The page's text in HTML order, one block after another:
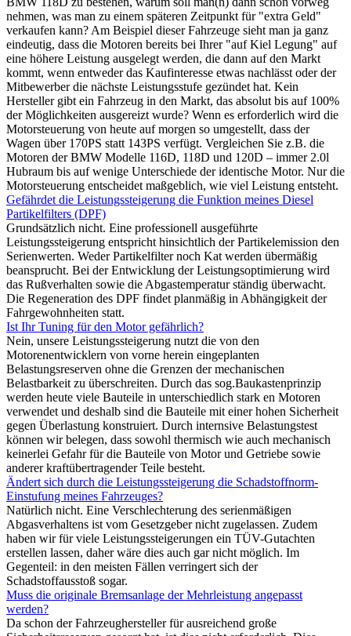
nehmen, was man zu einem späteren Zeitpunkt für "extra Geld"
verkaufen kann? Am Beispiel dieser Fahrzeuge sieht man ja ganz
eindeutig, dass die Motoren bereits bei Ihrer "auf Kiel Legung" auf
eine höhere Leistung ausgelegt werden, die dann auf den Markt
kommt, wenn entweder das Kaufinteresse etwas nachlässt oder der
Mitbewerber die nächste Leistungsstufe gezündet hat. Kein
Hersteller gibt ein Fahrzeug in den Markt, das absolut bis auf 100%
der Möglichkeiten ausgereizt wurde? Wenn es erforderlich wird die
Motorsteuerung von heute auf morgen so umgestellt, dass der
Wagen über 170PS statt 143PS verfügt. Vergleichen Sie z.B. die
Motoren der BMW Modelle 116D, 118D und 120D – immer 2.0l
Hubraum bis auf wenige Unterschiede der identische Motor. Nur die
Motorsteuerung entscheidet maßgeblich, wie viel Leistung entsteht.
Gefährdet die Leistungssteigerung die Funktion meines Diesel
Partikelfilters (DPF)
Grundsätzlich nicht. Eine professionell ausgeführte
Leistungssteigerung entspricht hinsichtlich der Partikelemission den
Serienwerten. Weder Partikelfilter noch Kat werden übermäßig
beansprucht. Bei der Entwicklung der Leistungsoptimierung wird
das Rußverhalten sowie die Abgastemperatur ständig überwacht.
Die Regeneration des DPF findet planmäßig in Abhängigkeit der
Fahrgewohnheiten statt.
Ist Ihr Tuning für den Motor gefährlich?
Nein, unsere Leistungssteigerung nutzt die von den
Motorenentwicklern von vorne herein eingeplanten
Belastungsreserven ohne die Grenzen der mechanischen
Belastbarkeit zu überschreiten. Durch das sog.Baukastenprinzip
werden heute viele Bauteile in unterschiedlich stark en Motoren
verwendet und deshalb sind die Bauteile mit einer hohen Sicherheit
gegen Überlastung konstruiert. Durch internsive Belastungstest
können wir belegen, dass sowohl thermisch wie auch mechanisch
keinerlei Gefahr für die Bauteile von Motor und Getriebe sowie
anderer kraftübertragender Teile besteht.
Ändert sich durch die Leistungssteigerung die Schadstoffnorm-
Einstufung meines Fahrzeuges?
Natürlich nicht. Eine Verschlechterung des serienmäßigen
Abgasverhaltens ist vom Gesetzgeber nicht zugelassen. Zudem
haben wir für viele Leistungssteigerungen ein TÜV-Gutachten
erstellen lassen, daher wäre dies auch gar nicht möglich. Im
Gegenteil: in den meisten Fällen verringert sich der
Schadstoffausstoß sogar.
Muss die originale Bremsanlage der Mehrleistung angepasst
werden?
Da schon der Fahrzeughersteller für ausreichend große